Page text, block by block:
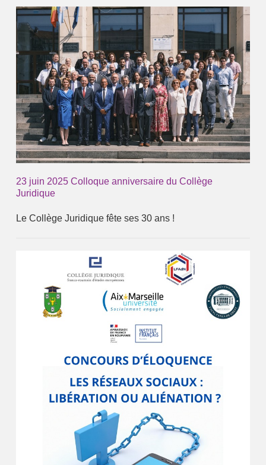
23 juin 2025 Colloque anniversaire du Collège
Juridique
Le Collège Juridique fête ses 30 ans !